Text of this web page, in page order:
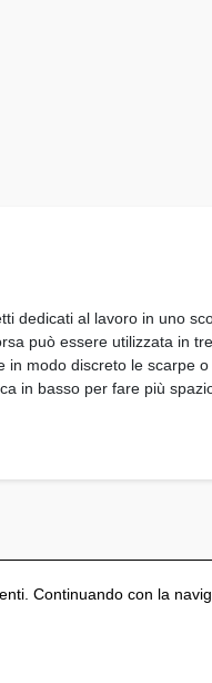
dedicati al lavoro in uno
può essere utilizzata in
modo discreto le scarpe
in basso per fare più
Continuando con la